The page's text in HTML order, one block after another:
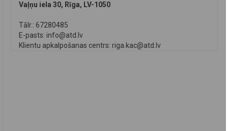
Vaļņu iela 30, Rīga, LV-1050
Tālr.: 67280485
E-pasts: info@atd.lv
Klientu apkalpošanas centrs: riga.kac@atd.lv